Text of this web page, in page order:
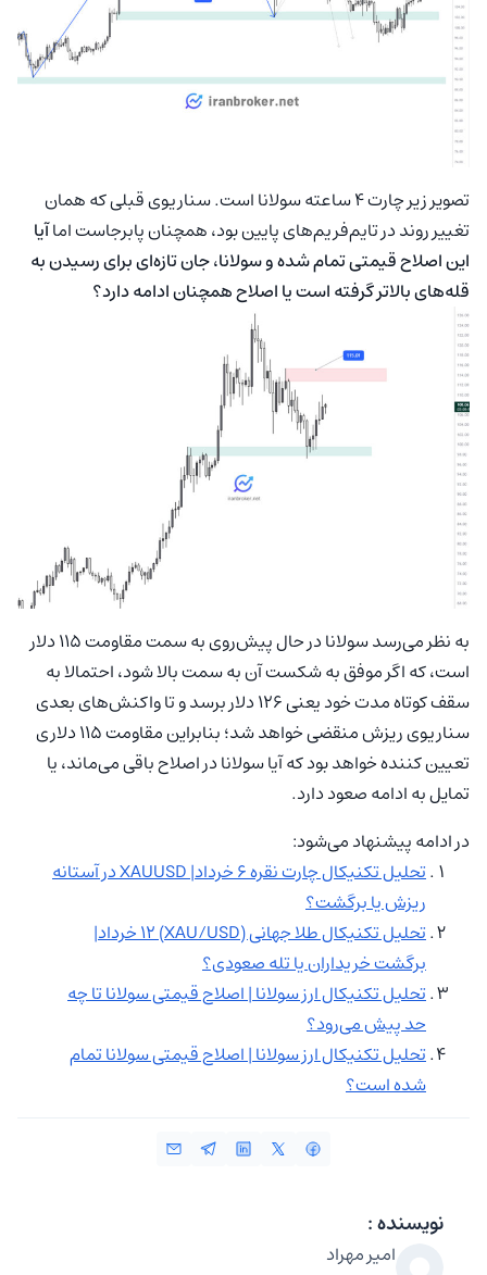
تصویر زیر چارت ۴ ساعته سولانا است. سناریوی قبلی که همان
تغییر روند در تایم‌فریم‌های پایین بود، همچنان پابرجاست اماآیا
این اصلاح قیمتی تمام شده و سولانا، جان تازه‌ای برای رسیدن به
قله‌های بالاتر گرفته است یا اصلاح همچنان ادامه دارد؟
به نظر می‌رسد سولانا در حال پیش‌روی به سمت مقاومت ۱۱۵ دلار
است، که اگر موفق به شکست آن به سمت بالا شود، احتمالا به
سقف کوتاه مدت خود یعنی ۱۲۶ دلار برسد و تا واکنش‌های بعدی
سناریوی ریزش منقضی خواهد شد؛ بنابراین مقاومت ۱۱۵ دلاری
تعیین کننده خواهد بود که آیا سولانا در اصلاح باقی می‌ماند، یا
تمایل به ادامه صعود دارد.
در ادامه پیشنهاد می‌شود:
تحلیل تکنیکال چارت نقره ۶ خرداد| XAUUSD در آستانه
ریزش یا برگشت؟
تحلیل تکنیکال طلا جهانی (XAU/USD) ۱۲ خرداد|
برگشت خریداران یا تله صعودی؟
تحلیل تکنیکال ارز سولانا | اصلاح قیمتی سولانا تا چه
حد پیش می‌رود؟
تحلیل تکنیکال ارز سولانا | اصلاح قیمتی سولانا تمام
شده است؟
نویسنده :
امیر مهراد